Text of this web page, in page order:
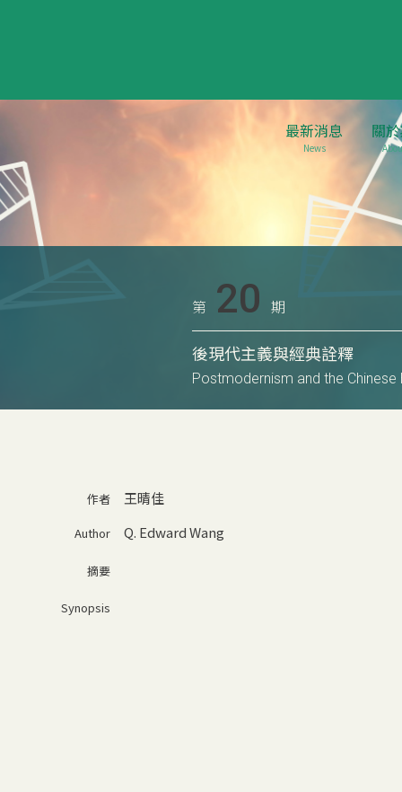
最新消息
News
關
第 20 期
後現代主義與經典詮釋
Postmodernism and the
作者 王晴佳
Author Q. Edward Wang
摘要
Synopsis